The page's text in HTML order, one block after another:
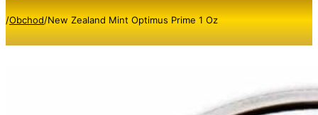
/Obchod/New Zealand Mint Optimus Prime 1 Oz